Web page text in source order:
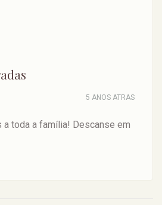
5 ANOS ATRAS
toda a família! Descanse em